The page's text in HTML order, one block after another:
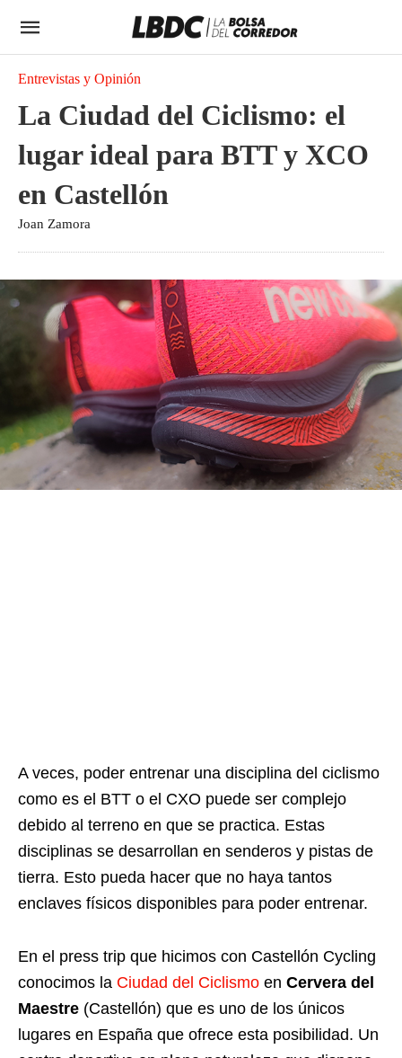
Entrevistas y Opinión
La Ciudad del Ciclismo: el
lugar ideal para BTT y XCO
en Castellón
Joan Zamora
A veces, poder entrenar una disciplina del ciclismo
como es el BTT o el CXO puede ser complejo
debido al terreno en que se practica. Estas
disciplinas se desarrollan en senderos y pistas de
tierra. Esto pueda hacer que no haya tantos
enclaves físicos disponibles para poder entrenar.
En el press trip que hicimos con Castellón Cycling
conocimos la Ciudad del Ciclismo en Cervera del
Maestre (Castellón) que es uno de los únicos
lugares en España que ofrece esta posibilidad. Un